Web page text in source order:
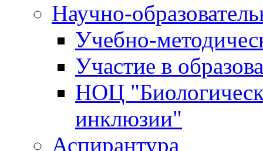
Научно-
Учебно-
Участие в
НОЦ
инклюзии"
Аспирантура